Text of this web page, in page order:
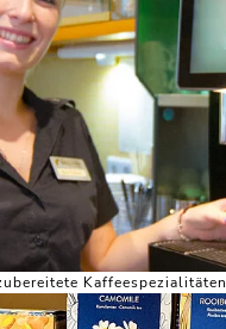
Kaffeespezialitäten